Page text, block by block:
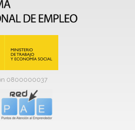
0800000037